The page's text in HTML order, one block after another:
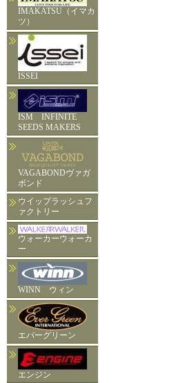
IMAKATSU（イマカ
ツ）
ISSEI
ISM INFINITE
SEEDS MAKERS
VAGABONDヴァガ
ボンド
ウイップラッシュフ
ァクトリー
ウォーカーウォーカ
ー
WINN ウィン
エバーグリーン
エンジン